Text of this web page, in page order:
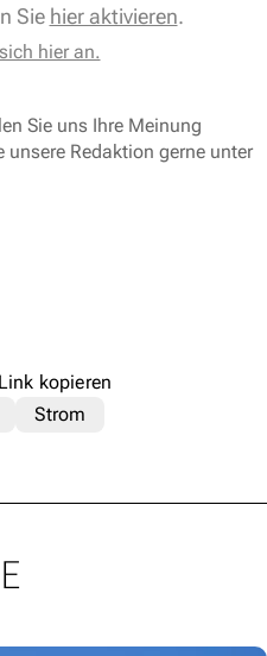
Sie hier aktivieren.
hier an.
Sie uns Ihre Meinung
Redaktion gerne unter
Link kopieren
Strom